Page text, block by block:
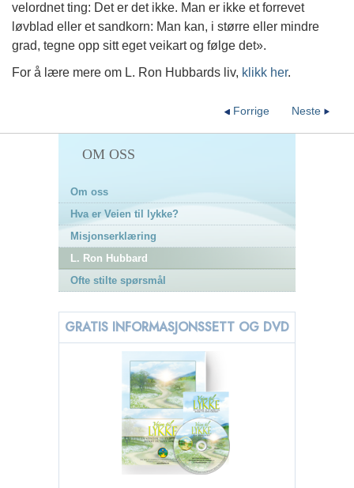
velordnet ting: Det er det ikke. Man er ikke et forrevet
løvblad eller et sandkorn: Man kan, i større eller mindre
grad, tegne opp sitt eget veikart og følge det».
For å lære mere om L. Ron Hubbards liv, klikk her.
Neste
Forrige
OM OSS
Om oss
Hva er Veien til lykke?
Misjonserklæring
L. Ron Hubbard
Ofte stilte spørsmål
GRATIS INFORMASJONSSETT OG DVD